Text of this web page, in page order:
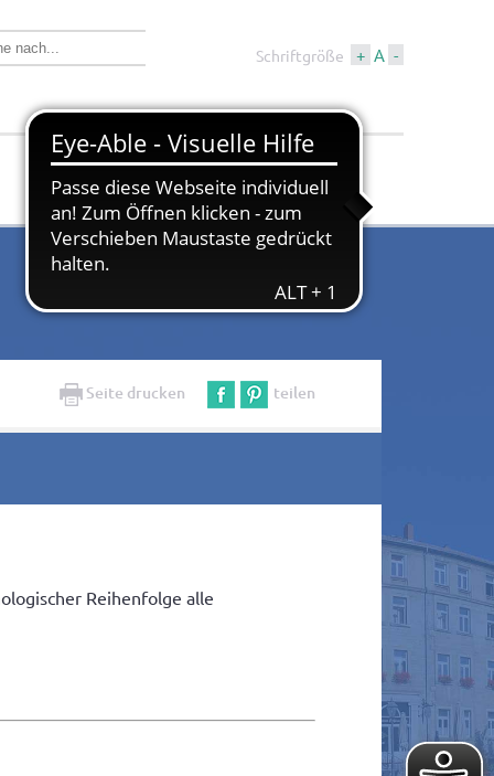
Schriftgröße + A -
Wirtschaft &
Bauen
Tourismus &
Kultur
Seite drucken teilen
Reihenfolge alle